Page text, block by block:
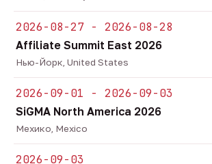
2026-08-27 - 2026-08-28
Affiliate Summit East 2026
Нью-Йорк, United States
2026-09-01 - 2026-09-03
SiGMA North America 2026
Мехико, Mexico
2026-09-03